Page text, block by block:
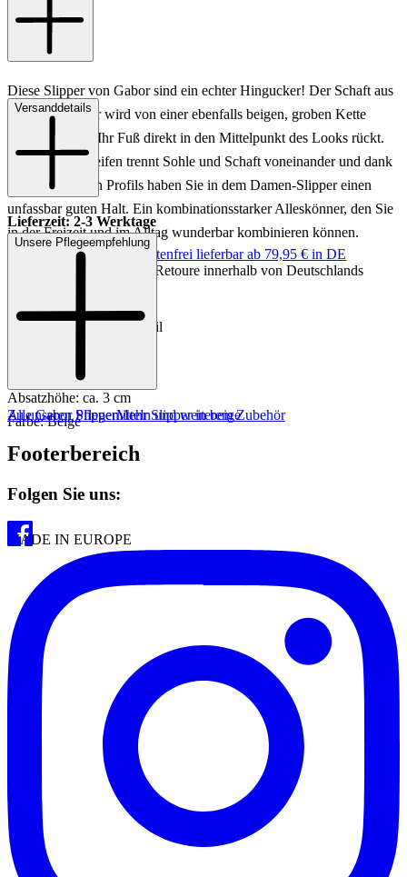
Diese Slipper von Gabor sind ein echter Hingucker! Der Schaft aus
beigen Rauleder wird von einer ebenfalls beigen, groben Kette
ergänzt, sodass Ihr Fuß direkt in den Mittelpunkt des Looks rückt.
Ein brauner Streifen trennt Sohle und Schaft voneinander und dank
der eines starken Profils haben Sie in dem Damen-Slipper einen
unfassbar guten Halt. Ein kombinationsstarker Alleskönner, den Sie
in der Freizeit und im Alltag wunderbar kombinieren können.
Innenmaterial: Leder/Textil
Sohle: Gummisohle
Absatzhöhe: ca. 3 cm
Farbe: Beige
MADE IN EUROPE
Versanddetails
Lieferzeit: 2-3 Werktage
Keine Versandkosten:
kostenfrei lieferbar ab 79,95 € in DE
Einfache und Kostenlose Retoure innerhalb von Deutschlands
Unsere Pflegeempfehlung
Zu unseren Pflegemitteln und weiterem Zubehör
Alle Gabor SlipperMehr Slipper in beige
Footerbereich
Folgen Sie uns: